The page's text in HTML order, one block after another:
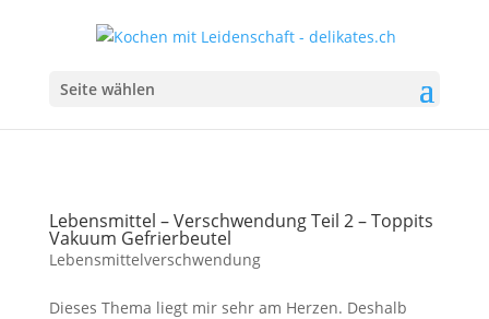
Seite wählen
Lebensmittel – Verschwendung Teil 2 – Toppits
Vakuum Gefrierbeutel
Lebensmittelverschwendung
Dieses Thema liegt mir sehr am Herzen. Deshalb